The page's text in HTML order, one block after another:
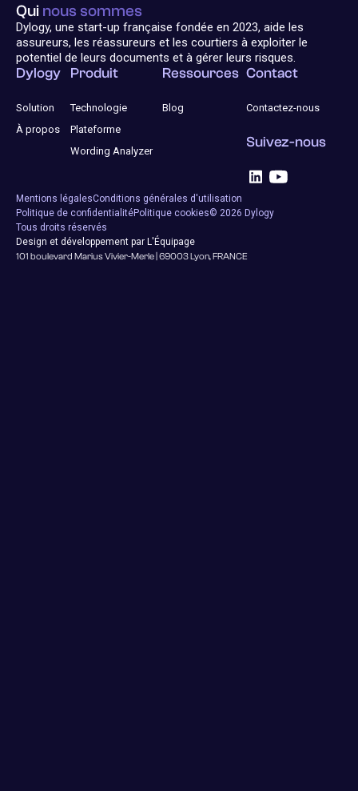
Dylogy
Solution
À propos
Produit
Technologie
Plateforme
Wording Analyzer
Ressources
Blog
Contact
Contactez-nous
Suivez-nous
Qui nous sommes
Dylogy, une start-up française fondée en 2023, aide les
assureurs, les réassureurs et les courtiers à exploiter le
potentiel de leurs documents et à gérer leurs risques.
Mentions légalesConditions générales d'utilisation
Politique de confidentialitéPolitique cookies© 2026 Dylogy
Tous droits réservés
Design et développement par L'Équipage
101 boulevard Marius Vivier-Merle | 69003 Lyon, FRANCE